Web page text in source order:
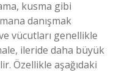
kusma gibi
danışmak
vücutları genellikle
ileride daha büyük
Özellikle aşağıdaki